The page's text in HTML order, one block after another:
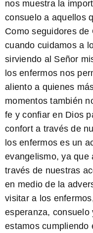
nos muestra la
consuelo a aquellos
Como seguidores de
cuando cuidamos a
sirviendo al Señor
los enfermos nos
aliento a quienes
momentos también
fe y confiar en Dios
confort a través de
los enfermos es un
evangelismo, ya que
través de nuestras
en medio de la
visitar a los
esperanza,
estamos cumpliendo